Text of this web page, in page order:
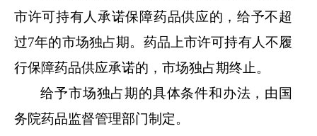
市许可持有人承诺保障药品供应的，给予不超
过7年的市场独占期。药品上市许可持有人不履
行保障药品供应承诺的，市场独占期终止。
给予市场独占期的具体条件和办法，由国
务院药品监督管理部门制定。